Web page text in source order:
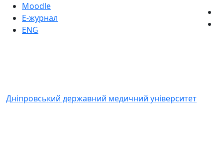
Moodle
Е-журнал
ENG
Дніпровський державний медичний університет